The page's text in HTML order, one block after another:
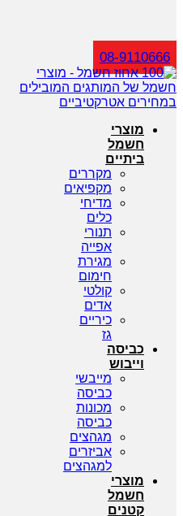
חיפוש
08-9110666
מוצרי
חשמל
ביתיים
מקררים
מקפיאים
מדיחי
כלים
תנורי
אפייה
מגירת
חימום
קולטי
אדים
כיריים
גז
כביסה
וייבוש
מייבשי
כביסה
מכונות
כביסה
מגהצים
אביזרים
למגהצים
מוצרי
חשמל
קטנים